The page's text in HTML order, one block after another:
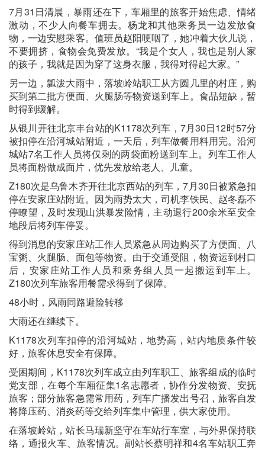
7月31日清晨，暴雨还在下，车厢里的旅客开始焦虑、情绪
激动，不少人向餐车拥去。杨龙和其他乘务员一边发放食
物，一边安慰乘客。值班员赵阳哽咽了，她冲着大伙儿说，
不要拥挤，食物会免费发放。“我是个女人，我也是别人家
的孩子，我就是因为穿了这身衣服，我得对得起大家。”
另一边，瓢泼大雨中，落坡岭站职工从方圆几里的村庄，购
买到第二批方便面、火腿肠等物资送到车上。食品短缺，暂
时得到缓解。
从银川开往北京丰台站的K1178次列车，7月30日12时57分
被扣停在沿河城站附近，一天后，列车做餐用料用完。沿河
城站7名工作人员将仅剩的两袋面粉送到车上。列车工作人
员将面粉做成面片，优先发放给老人、儿童。
Z180次是乌鲁木齐开往北京西站的列车，7月30日被紧急扣
停在安家庄站附近。因为雨势太大，司机李铁民、赵冬磊不
停瞭望，及时发现山洪暴发险情，主动退行200余米至安全
地段后将列车停妥。
得到消息的安家庄站工作人员紧急从周边购买了方便面、八
宝粥、火腿肠、面包等物资。由于交通受阻，物资运到村口
后，安家庄站工作人员和乘务组人员一起搬运到车上。
Z180次列车旅客用餐需求得到了保障。
48小时，风雨同路避险转移
大雨还在继续下。
K1178次列车扣停的沿河城站，地势高，站内地质条件较
好，旅客休息安全有保障。
受困期间，K1178次列车成立由列车职工、旅客组成的临时
党支部，在每个车厢征集1名志愿者，协作分发物资、安抚
旅客；部分旅客急需常用药，列车广播发出号召，旅客自发
将降压药、消炎药等交给列车集中管理，供大家使用。
在落坡岭站，站长马瑞新坚守在车站行车室，与外界保持联
络，通报火车、旅客情况。副站长蔡明祥和4名车站职工奔